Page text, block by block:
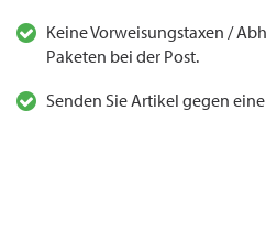
Keine Vorweisungstaxen /
Paketen bei der Post.
Senden Sie Artikel gegen